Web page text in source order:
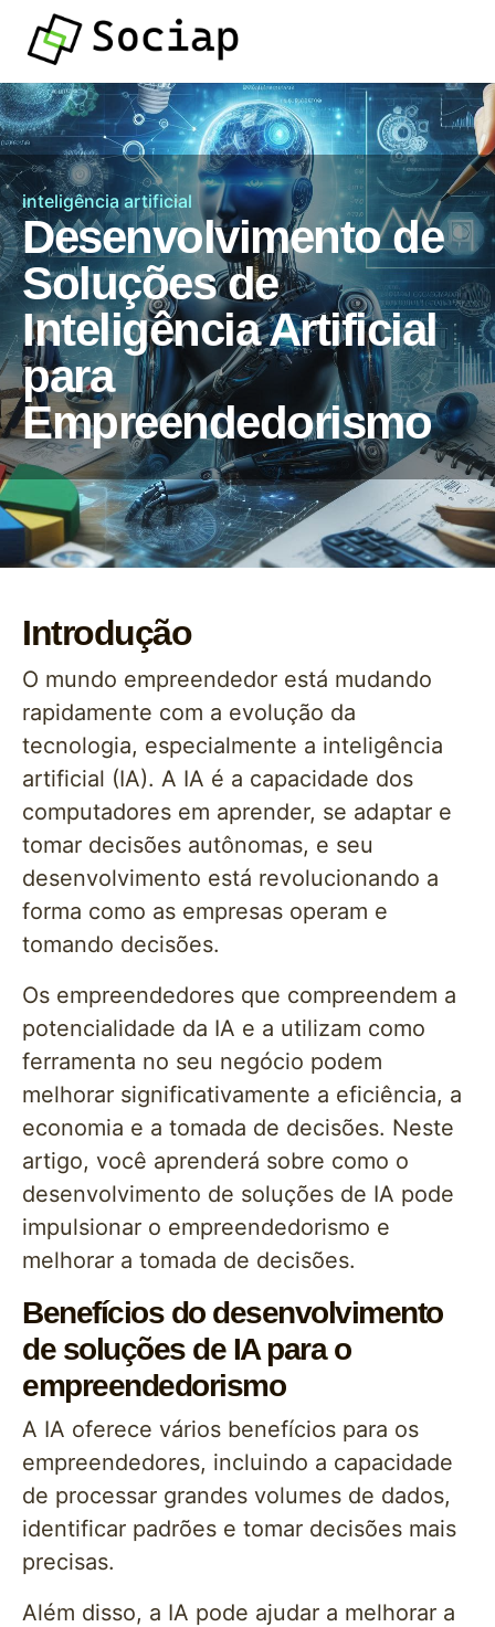
inteligência artificial
Desenvolvimento de
Soluções de
Inteligência Artificial
para
Empreendedorismo
Introdução
O mundo empreendedor está mudando
rapidamente com a evolução da
tecnologia, especialmente a inteligência
artificial (IA). A IA é a capacidade dos
computadores em aprender, se adaptar e
tomar decisões autônomas, e seu
desenvolvimento está revolucionando a
forma como as empresas operam e
tomando decisões.
Os empreendedores que compreendem a
potencialidade da IA e a utilizam como
ferramenta no seu negócio podem
melhorar significativamente a eficiência, a
economia e a tomada de decisões. Neste
artigo, você aprenderá sobre como o
desenvolvimento de soluções de IA pode
impulsionar o empreendedorismo e
melhorar a tomada de decisões.
Benefícios do desenvolvimento
de soluções de IA para o
empreendedorismo
A IA oferece vários benefícios para os
empreendedores, incluindo a capacidade
de processar grandes volumes de dados,
identificar padrões e tomar decisões mais
precisas.
Além disso, a IA pode ajudar a melhorar a